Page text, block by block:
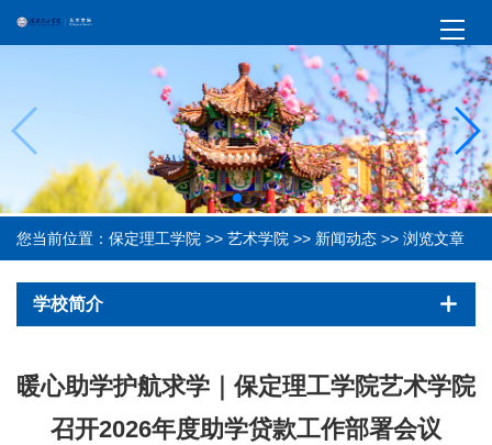
您当前位置： 保定理工学院 >> 艺术学院 >> 新闻动态 >> 浏览文章
学校简介
暖心助学护航求学｜保定理工学院艺术学院
召开2026年度助学贷款工作部署会议